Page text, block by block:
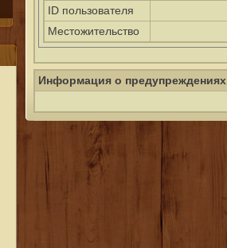
ID пользователя
Местожительство
Информация о предупреждениях